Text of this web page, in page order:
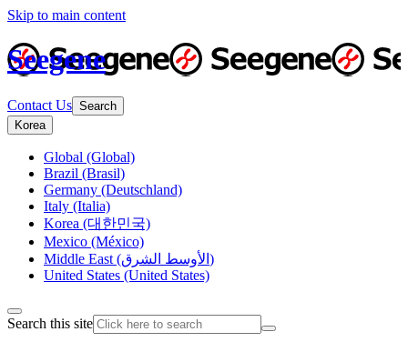
Skip to main content
Seegene
Contact Us Search
Korea
Global (Global)
Brazil (Brasil)
Germany (Deutschland)
Italy (Italia)
Korea (대한민국)
Mexico (México)
Middle East (الأوسط الشرق)
United States (United States)
Search this site